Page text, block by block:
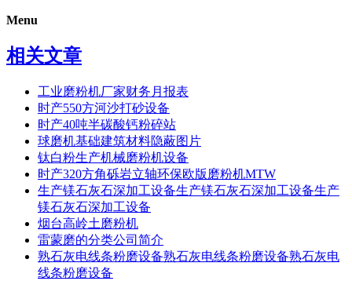
Menu
相关文章
工业磨粉机厂家财务月报表
时产550方河沙打砂设备
时产40吨半碳酸钙粉碎站
球磨机基础建筑材料隐蔽图片
钛白粉生产机械磨粉机设备
时产320方角砾岩立轴环保欧版磨粉机MTW
生产镁石灰石深加工设备生产镁石灰石深加工设备生产
镁石灰石深加工设备
烟台高岭土磨粉机
雷蒙磨的分类公司简介
熟石灰电线条粉磨设备熟石灰电线条粉磨设备熟石灰电
线条粉磨设备